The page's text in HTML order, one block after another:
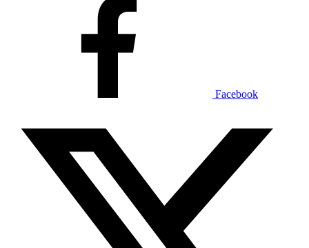
Facebook